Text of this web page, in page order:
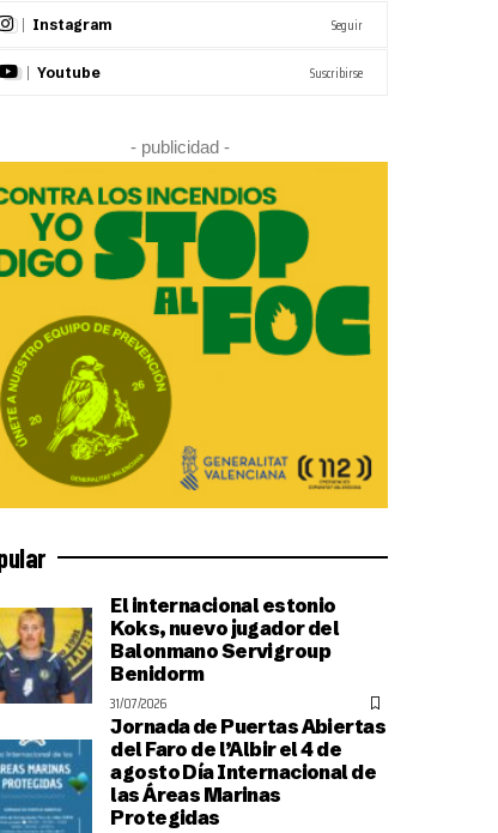
Instagram Seguir
Youtube Suscribirse
- publicidad -
El internacional estonio
Koks, nuevo jugador del
Balonmano Servigroup
Benidorm
31/07/2026
Jornada de Puertas Abiertas
del Faro de l’Albir el 4 de
agosto Día Internacional de
las Áreas Marinas
Protegidas